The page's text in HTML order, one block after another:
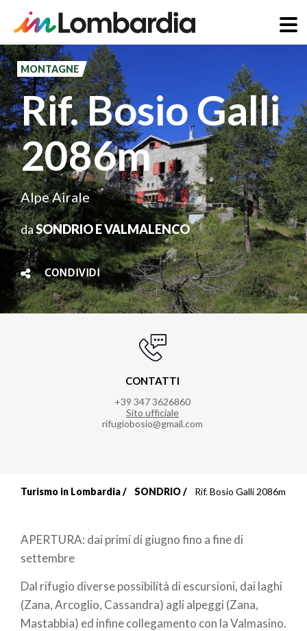
Salta
al
contenuto
principale
MONTAGNE
Rif. Bosio Galli
2086m
Alpe Airale
daSONDRIO E VALMALENCO
CONDIVIDI
CONTATTI
+39 347 3626860
Sito ufficiale
rifugiobosio@gmail.com
di
pane
Turismo in Lombardia SONDRIO Rif. Bosio Galli 2086m
APERTURA: dai primi di giugno fino a fine di
settembre
Dal rifugio diverse possibilità di escursioni, dai laghi
(Zana, Arcoglio, Cassandra) agli alpeggi (Zana,
Mastabbia) ed infine collegamento con la Valmasino.